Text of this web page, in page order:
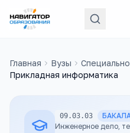
Главная Вузы
Прикладная информатика
09.03.03
Инженерное дело,